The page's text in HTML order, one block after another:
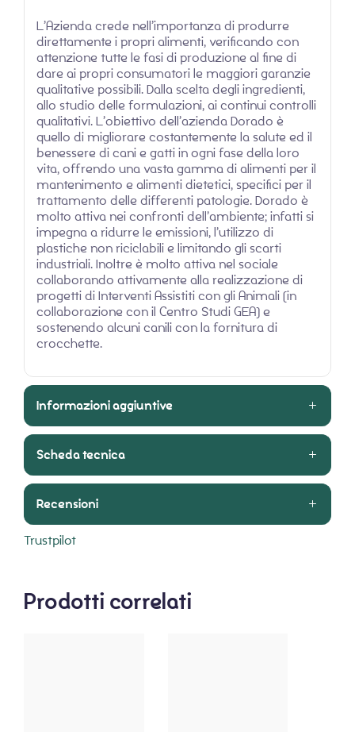
L’Azienda crede nell’importanza di produrre
direttamente i propri alimenti, verificando con
attenzione tutte le fasi di produzione al fine di
dare ai propri consumatori le maggiori garanzie
qualitative possibili. Dalla scelta degli ingredienti,
allo studio delle formulazioni, ai continui controlli
qualitativi. L’obiettivo dell’azienda Dorado è
quello di migliorare costantemente la salute ed il
benessere di cani e gatti in ogni fase della loro
vita, offrendo una vasta gamma di alimenti per il
mantenimento e alimenti dietetici, specifici per il
trattamento delle differenti patologie. Dorado è
molto attiva nei confronti dell’ambiente; infatti si
impegna a ridurre le emissioni, l’utilizzo di
plastiche non riciclabili e limitando gli scarti
industriali. Inoltre è molto attiva nel sociale
collaborando attivamente alla realizzazione di
progetti di Interventi Assistiti con gli Animali (in
collaborazione con il Centro Studi GEA) e
sostenendo alcuni canili con la fornitura di
crocchette.
Informazioni aggiuntive
Scheda tecnica
Recensioni
Trustpilot
Prodotti correlati